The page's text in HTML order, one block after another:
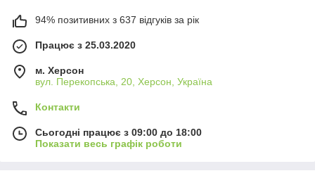
94% позитивних з 637 відгуків за рік
Працює з 25.03.2020
м. Херсон
вул. Перекопська, 20, Херсон, Україна
Контакти
Сьогодні працює з 09:00 до 18:00
Показати весь графік роботи